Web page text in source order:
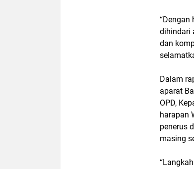
“Dengan
dihindari
dan
Dalam
aparat
OPD,
harapan
penerus
masing